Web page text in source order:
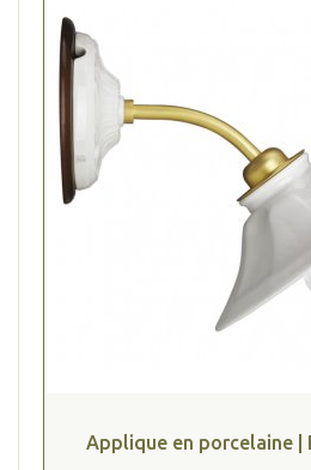
Applique en porcelaine |